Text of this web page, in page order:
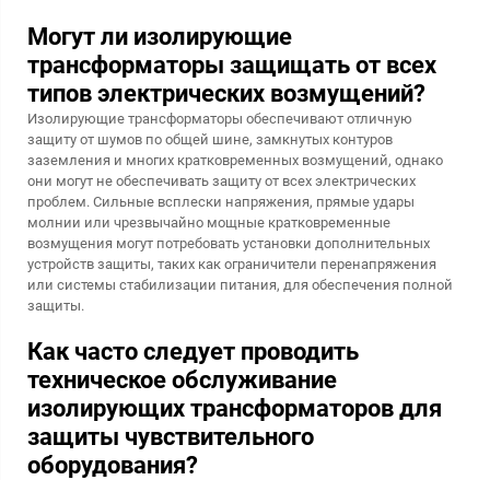
Могут ли изолирующие
трансформаторы защищать от всех
типов электрических возмущений?
Изолирующие трансформаторы обеспечивают отличную
защиту от шумов по общей шине, замкнутых контуров
заземления и многих кратковременных возмущений, однако
они могут не обеспечивать защиту от всех электрических
проблем. Сильные всплески напряжения, прямые удары
молнии или чрезвычайно мощные кратковременные
возмущения могут потребовать установки дополнительных
устройств защиты, таких как ограничители перенапряжения
или системы стабилизации питания, для обеспечения полной
защиты.
Как часто следует проводить
техническое обслуживание
изолирующих трансформаторов для
защиты чувствительного
оборудования?